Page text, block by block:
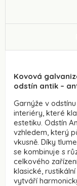
Kovová
odstín antik –
Garnýže v odstínu
interiéry, které
estetiku. Odstín
vzhledem, který
vkusně. Díky
se kombinuje s
celkového
klasické,
vytváří